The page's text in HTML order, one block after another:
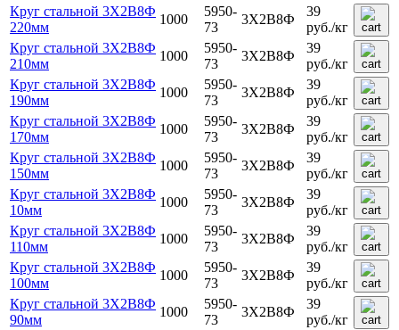
Круг стальной 3Х2В8Ф
220мм
1000
5950-
73
3Х2В8Ф
39
руб./кг
Круг стальной 3Х2В8Ф
210мм
1000
5950-
73
3Х2В8Ф
39
руб./кг
Круг стальной 3Х2В8Ф
190мм
1000
5950-
73
3Х2В8Ф
39
руб./кг
Круг стальной 3Х2В8Ф
170мм
1000
5950-
73
3Х2В8Ф
39
руб./кг
Круг стальной 3Х2В8Ф
150мм
1000
5950-
73
3Х2В8Ф
39
руб./кг
Круг стальной 3Х2В8Ф
10мм
1000
5950-
73
3Х2В8Ф
39
руб./кг
Круг стальной 3Х2В8Ф
110мм
1000
5950-
73
3Х2В8Ф
39
руб./кг
Круг стальной 3Х2В8Ф
100мм
1000
5950-
73
3Х2В8Ф
39
руб./кг
Круг стальной 3Х2В8Ф
90мм
1000
5950-
73
3Х2В8Ф
39
руб./кг